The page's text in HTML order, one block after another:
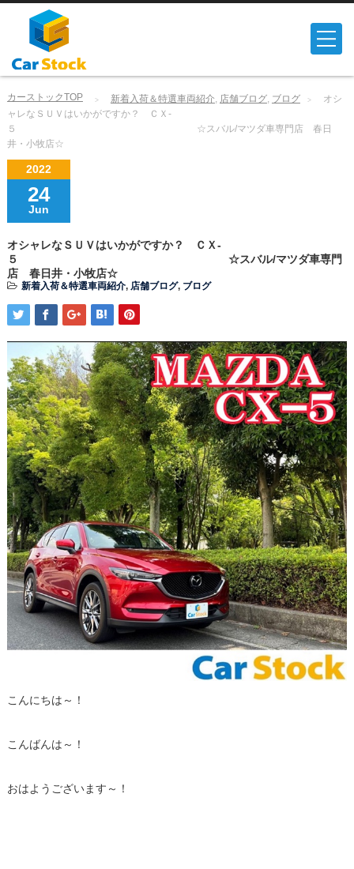
カーストックTOP 新着入荷＆特選車両紹介 店舗ブログ, ブログ
オシ
ャレなＳＵＶはいかがですか？ ＣＸ-
５ ☆スバル/マツダ車専門店 春日
井・小牧店☆
2022
24
Jun
オシャレなＳＵＶはいかがですか？ ＣＸ-
５ ☆スバル/マツダ車専門
店 春日井・小牧店☆
新着入荷＆特選車両紹介, 店舗ブログ, ブログ
こんにちは～！
こんばんは～！
おはようございます～！